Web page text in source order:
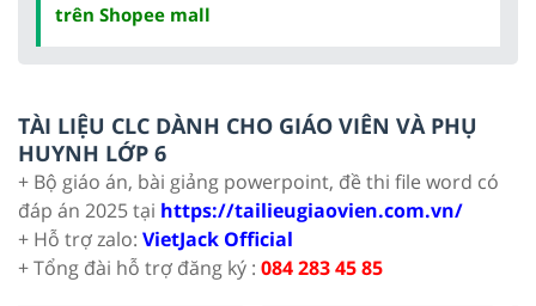
trên Shopee mall
TÀI LIỆU CLC DÀNH CHO GIÁO VIÊN VÀ PHỤ
HUYNH LỚP 6
+ Bộ giáo án, bài giảng powerpoint, đề thi file word có
đáp án 2025 tại https://tailieugiaovien.com.vn/
+ Hỗ trợ zalo: VietJack Official
+ Tổng đài hỗ trợ đăng ký : 084 283 45 85